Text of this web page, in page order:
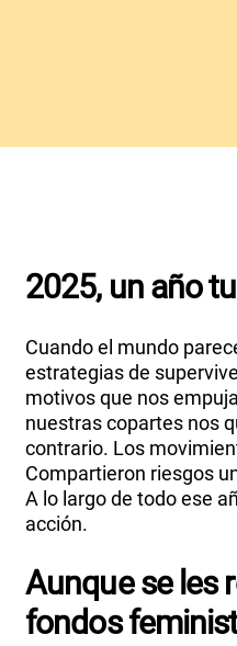
2025, un año
Cuando el mundo
estrategias de
motivos que nos
nuestras copartes nos
contrario. Los
Compartieron riesgos
A lo largo de todo ese
acción.
Aunque se les
fondos